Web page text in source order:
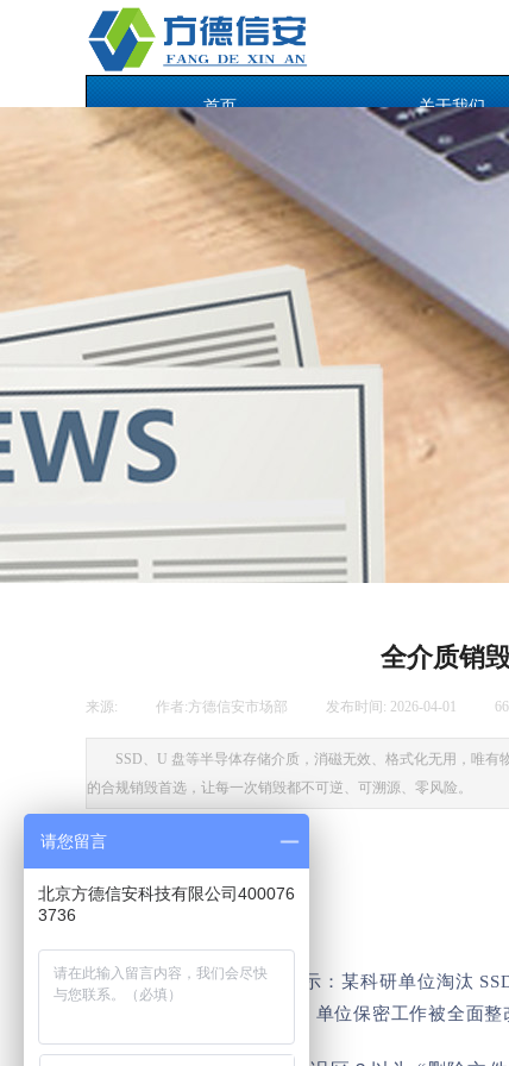
首页 关于我们
全介质销
来源: 作者: 方德信安市场部 发布时间: 2026-04-01
SSD、U 盘等半导体存储介质，消磁无效、格式化无用，唯
的合规销毁首选，让每一次销毁都不可逆、可溯源、零风险。
💣 看一则真实泄密警示：某科研单位淘汰
关责任人被严肃处理，单位保密工作被全面整
请您留言
北京方德信安科技有限公司400076
3736